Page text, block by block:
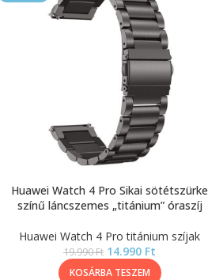
Huawei Watch 4 Pro Sikai sötétszürke
színű láncszemes „titánium” óraszíj
Huawei Watch 4 Pro titánium szíjak
19.990Ft 14.990 Ft
KOSÁRBA TESZEM